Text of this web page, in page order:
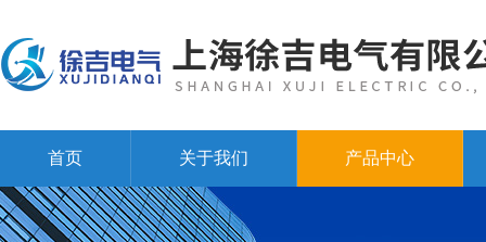
首页 关于我们 产品中心